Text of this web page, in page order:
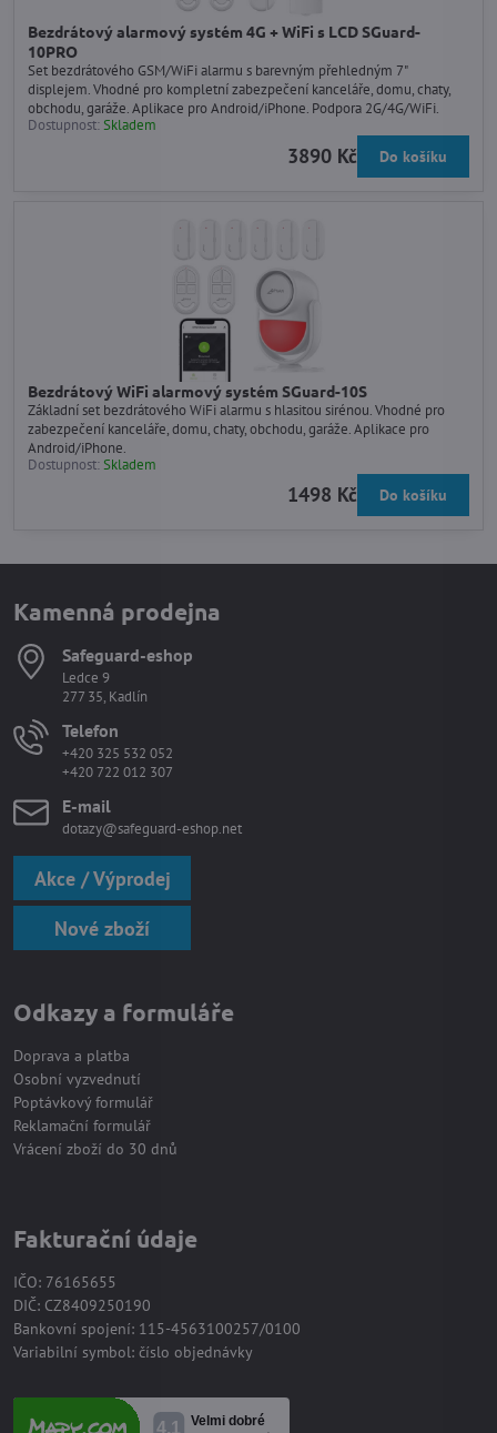
Bezdrátový alarmový systém 4G + WiFi s LCD SGuard-
10PRO
Set bezdrátového GSM/WiFi alarmu s barevným přehledným 7"
displejem. Vhodné pro kompletní zabezpečení kanceláře, domu, chaty,
obchodu, garáže. Aplikace pro Android/iPhone. Podpora 2G/4G/WiFi.
Dostupnost:Skladem
3890 Kč Do košíku
Bezdrátový WiFi alarmový systém SGuard-10S
Základní set bezdrátového WiFi alarmu s hlasitou sirénou. Vhodné pro
zabezpečení kanceláře, domu, chaty, obchodu, garáže. Aplikace pro
Android/iPhone.
Dostupnost:Skladem
1498 Kč Do košíku
Kamenná prodejna
Safeguard-eshop
Ledce 9
277 35, Kadlín
Telefon
+420 325 532 052
+420 722 012 307
E-mail
dotazy@safeguard-eshop.net
Akce / Výprodej
Nové zboží
Odkazy a formuláře
Doprava a platba
Osobní vyzvednutí
Poptávkový formulář
Reklamační formulář
Vrácení zboží do 30 dnů
Fakturační údaje
IČO: 76165655
DIČ: CZ8409250190
Bankovní spojení: 115-4563100257/0100
Variabilní symbol: číslo objednávky